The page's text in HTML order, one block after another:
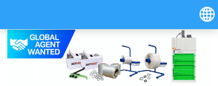
Österreich (Deutsch)